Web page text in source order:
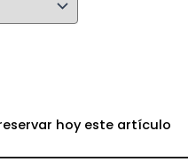
hoy este artículo